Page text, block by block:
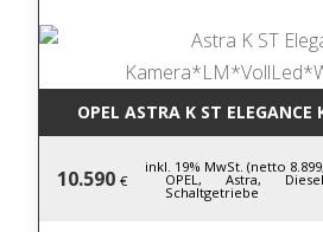
OPEL ASTRA K ST
10.590 €
inkl. 19% MwSt. (netto
OPEL, Astra,
Schaltgetriebe